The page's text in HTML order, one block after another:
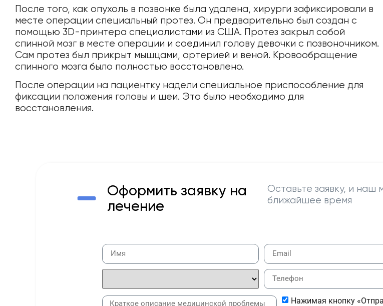
После того, как опухоль в позвонке была удалена, хирурги зафиксировали в
месте операции специальный протез. Он предварительно был создан с
помощью 3D-принтера специалистами из США. Протез закрыл собой
спинной мозг в месте операции и соединил голову девочки с позвоночником.
Сам протез был прикрыт мышцами, артерией и веной. Кровообращение
спинного мозга было полностью восстановлено.
После операции на пациентку надели специальное приспособление для
фиксации положения головы и шеи. Это было необходимо для
восстановления.
Оформить заявку на
лечение
Оставьте заявку, и наш
ближайшее время
Нажимая кнопку